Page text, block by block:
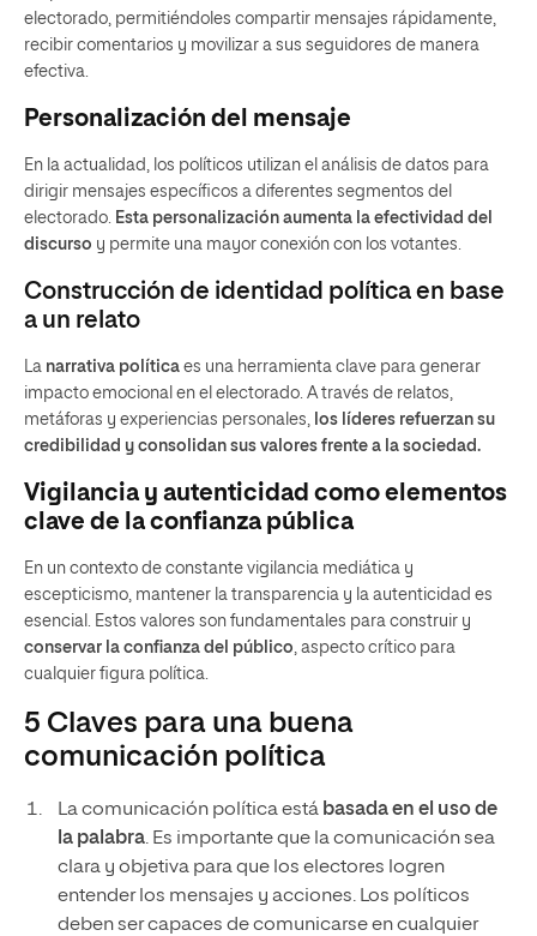
electorado, permitiéndoles compartir mensajes rápidamente,
recibir comentarios y movilizar a sus seguidores de manera
efectiva.
Personalización del mensaje
En la actualidad, los políticos utilizan el análisis de datos para
dirigir mensajes específicos a diferentes segmentos del
electorado. Esta personalización aumenta la efectividad del
discurso y permite una mayor conexión con los votantes.
Construcción de identidad política en base
a un relato
La narrativa política es una herramienta clave para generar
impacto emocional en el electorado. A través de relatos,
metáforas y experiencias personales,
los líderes refuerzan su
credibilidad y consolidan sus valores frente a la sociedad.
Vigilancia y autenticidad como elementos
clave de la confianza pública
En un contexto de constante vigilancia mediática y
escepticismo, mantener la transparencia y la autenticidad es
esencial. Estos valores son fundamentales para construir y
conservar la confianza del público , aspecto crítico para
cualquier figura política.
5 Claves para una buena
comunicación política
La comunicación política estábasada en el uso de
la palabra. Es importante que la comunicación sea
clara y objetiva para que los electores logren
entender los mensajes y acciones. Los políticos
deben ser capaces de comunicarse en cualquier